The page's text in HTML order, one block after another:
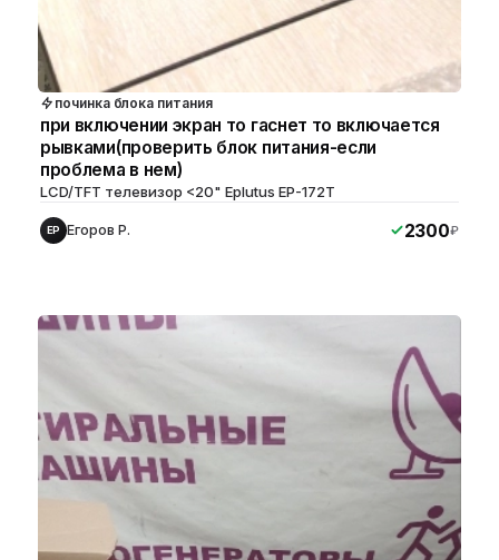
починка блока питания
при включении экран то гаснет то включается
рывками(проверить блок питания-если
проблема в нем)
LCD/TFT телевизор <20" Eplutus EP-172T
ЕР Егоров Р. 2300₽